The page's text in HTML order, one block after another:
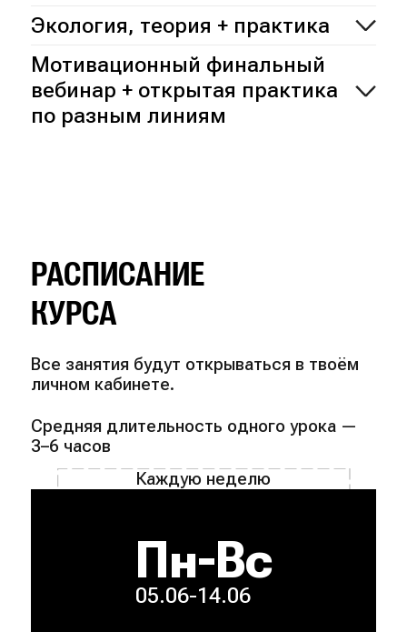
Экология, теория + практика
Мотивационный финальный
вебинар + открытая практика
по разным линиям
РАСПИСАНИЕ
КУРСА
Все занятия будут открываться в твоём
личном кабинете.
Средняя длительность одного урока —
3–6 часов
Каждую неделю
Пн-Вс
05.06-14.06